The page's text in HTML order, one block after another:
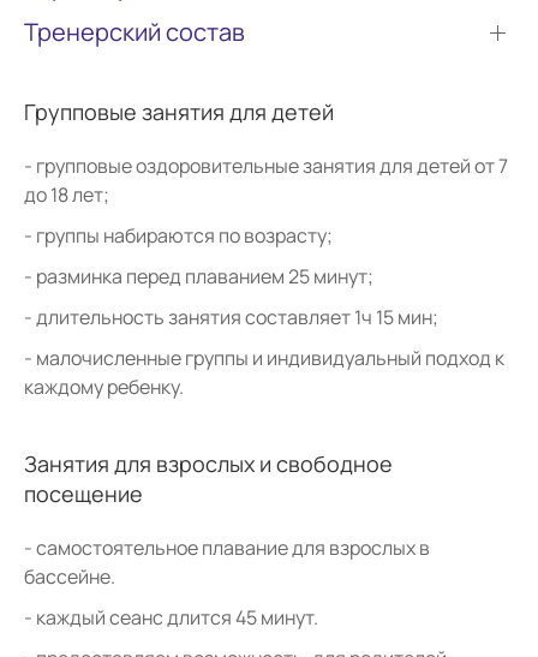
Тренерский состав
Групповые занятия для детей
групповые оздоровительные занятия для детей от 7
до 18 лет;
группы набираются по возрасту;
разминка перед плаванием 25 минут;
длительность занятия составляет 1ч 15 мин;
малочисленные группы и индивидуальный подход к
каждому ребенку.
Занятия для взрослых и свободное
посещение
самостоятельное плавание для взрослых в
бассейне.
каждый сеанс длится 45 минут.